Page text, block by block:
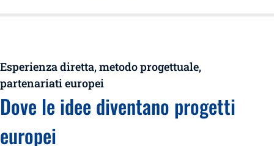
Esperienza diretta, metodo progettuale,
partenariati europei
Dove le idee diventano progetti
europei